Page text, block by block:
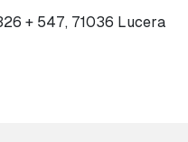
+ 547, 71036 Lucera